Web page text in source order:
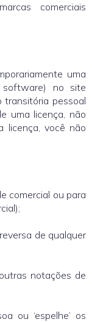
comerciais
uma
software) no site
transitória pessoal
uma licença, não
licença, você não
comercial ou para
de qualquer
notações de
ou ‘espelhe’ os